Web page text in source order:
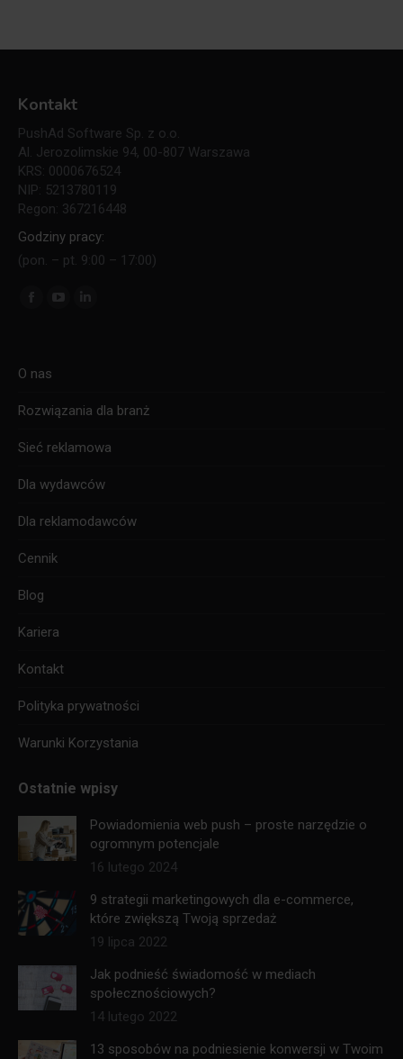
Kontakt
PushAd Software Sp. z o.o.
Al. Jerozolimskie 94, 00-807 Warszawa
KRS: 0000676524
NIP: 5213780119
Regon: 367216448
Godziny pracy:
(pon. – pt. 9:00 – 17:00)
Znajdź nas na:
Facebook
in
YouTubeLinkedin
O nas
Rozwiązania dla branż
Sieć reklamowa
Dla wydawców
Dla reklamodawców
Cennik
Blog
Kariera
Kontakt
Polityka prywatności
Warunki Korzystania
Ostatnie wpisy
Powiadomienia web push – proste narzędzie o
ogromnym potencjale
16 lutego 2024
9 strategii marketingowych dla e-commerce,
które zwiększą Twoją sprzedaż
19 lipca 2022
Jak podnieść świadomość w mediach
społecznościowych?
14 lutego 2022
13 sposobów na podniesienie konwersji w Twoim